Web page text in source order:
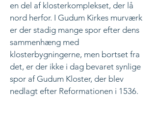
en del af klosterkomplekset, der lå
nord herfor. I Gudum Kirkes murværk
er der stadig mange spor efter dens
sammenhæng med
klosterbygningerne, men bortset fra
det, er der ikke i dag bevaret synlige
spor af Gudum Kloster, der blev
nedlagt efter Reformationen i 1536.